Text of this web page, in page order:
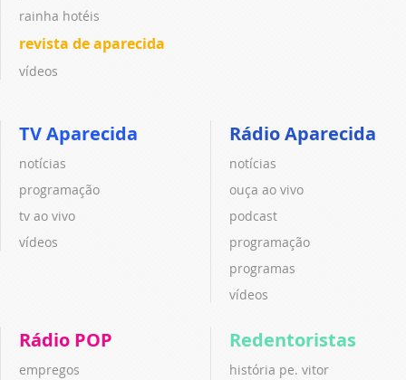
rainha hotéis
revista de aparecida
vídeos
TV Aparecida
notícias
programação
tv ao vivo
vídeos
Rádio Aparecida
notícias
ouça ao vivo
podcast
programação
programas
vídeos
Rádio POP
empregos
Redentoristas
história pe. vitor